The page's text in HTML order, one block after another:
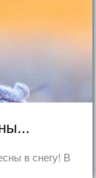
в снегу! В